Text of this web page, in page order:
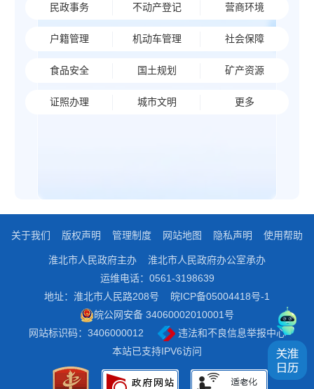
民政事务 不动产登记 营商环境
户籍管理 机动车管理 社会保障
食品安全 国土规划 矿产资源
证照办理 城市文明 更多
关于我们 版权声明 管理制度 网站地图 隐私声明 使用帮助
淮北市人民政府主办
淮北市人民政府办公室承办
运维电话：0561-3198639
地址：淮北市人民路208号
皖ICP备05004418号-1
皖公网安备 34060002010001号
网站标识码：3406000012
违法和不良信息举报中心
本站已支持IPV6访问